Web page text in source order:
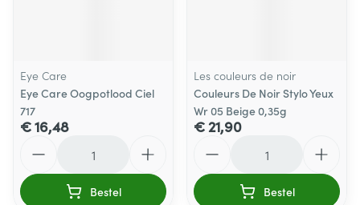
Eye Care
Eye Care Oogpotlood Ciel
717
€ 16,48
Bestel
Les couleurs de noir
Couleurs De Noir Stylo Yeux
Wr 05 Beige 0,35g
€ 21,90
Bestel